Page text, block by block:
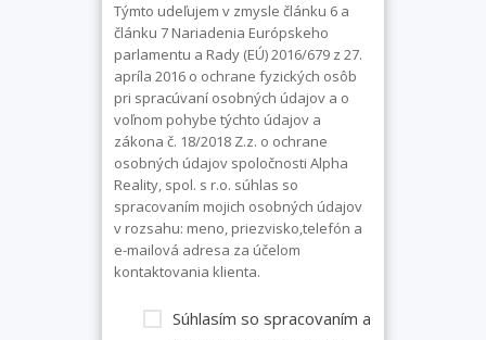
Týmto udeľujem v zmysle článku 6 a
článku 7 Nariadenia Európskeho
parlamentu a Rady (EÚ) 2016/679 z 27.
apríla 2016 o ochrane fyzických osôb
pri spracúvaní osobných údajov a o
voľnom pohybe týchto údajov a
zákona č. 18/2018 Z.z. o ochrane
osobných údajov spoločnosti Alpha
Reality, spol. s r.o. súhlas so
spracovaním mojich osobných údajov
v rozsahu: meno, priezvisko,telefón a
e-mailová adresa za účelom
kontaktovania klienta.
Súhlasím so spracovaním a